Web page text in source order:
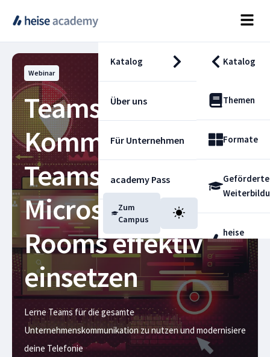
Katalog Katalog
Themen
Formate
Geförderte
heise
Über uns
Für Unternehmen
academy Pass
Blog
Zum
Campus
Webinar
Teams
Kommunikation –
Teams Phone und
Microsoft Teams
Rooms effektiv
einsetzen
Lerne Teams für die gesamte
Unternehmenskommunikation zu nutzen und modernisiere
deine Telefonie